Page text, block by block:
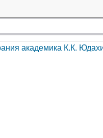
академика К.К.